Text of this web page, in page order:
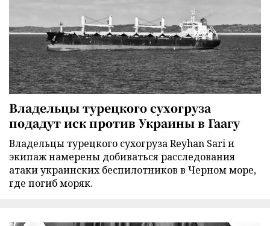
Владельцы турецкого сухогруза
подадут иск против Украины в Гаагу
Владельцы турецкого сухогруза Reyhan Sari и
экипаж намерены добиваться расследования
атаки украинских беспилотников в Черном море,
где погиб моряк.